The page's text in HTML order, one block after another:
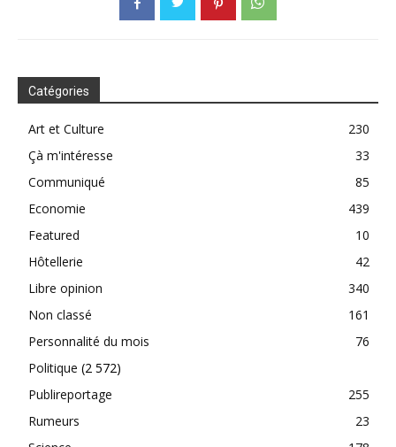
Catégories
Art et Culture
230
Çà m'intéresse
33
Communiqué
85
Economie
439
Featured
10
Hôtellerie
42
Libre opinion
340
Non classé
161
Personnalité du mois
76
Politique (2 572)
Publireportage
255
Rumeurs
23